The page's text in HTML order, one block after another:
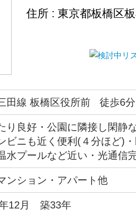
住所 : 東京都板橋区
田線 板橋区役所前 徒歩6
り良好・公園に隣接し閑静
ビニも近く便利(４分ほど)
水プールなど近い・光通信
ター付・食器棚付・クロー
ンション・アパート他
12月 築33年